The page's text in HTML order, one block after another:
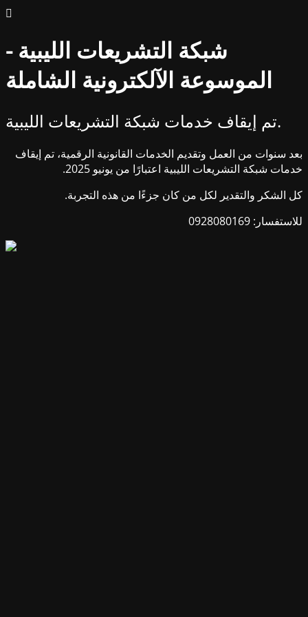
شبكة التشريعات الليبية -
الموسوعة الآلكترونية الشاملة
تم إيقاف خدمات شبكة التشريعات الليبية.
بعد سنوات من العمل وتقديم الخدمات القانونية الرقمية، تم إيقاف
خدمات شبكة التشريعات الليبية اعتبارًا من يونيو 2025.
كل الشكر والتقدير لكل من كان جزءًا من هذه التجربة.
للاستفسار: 0928080169